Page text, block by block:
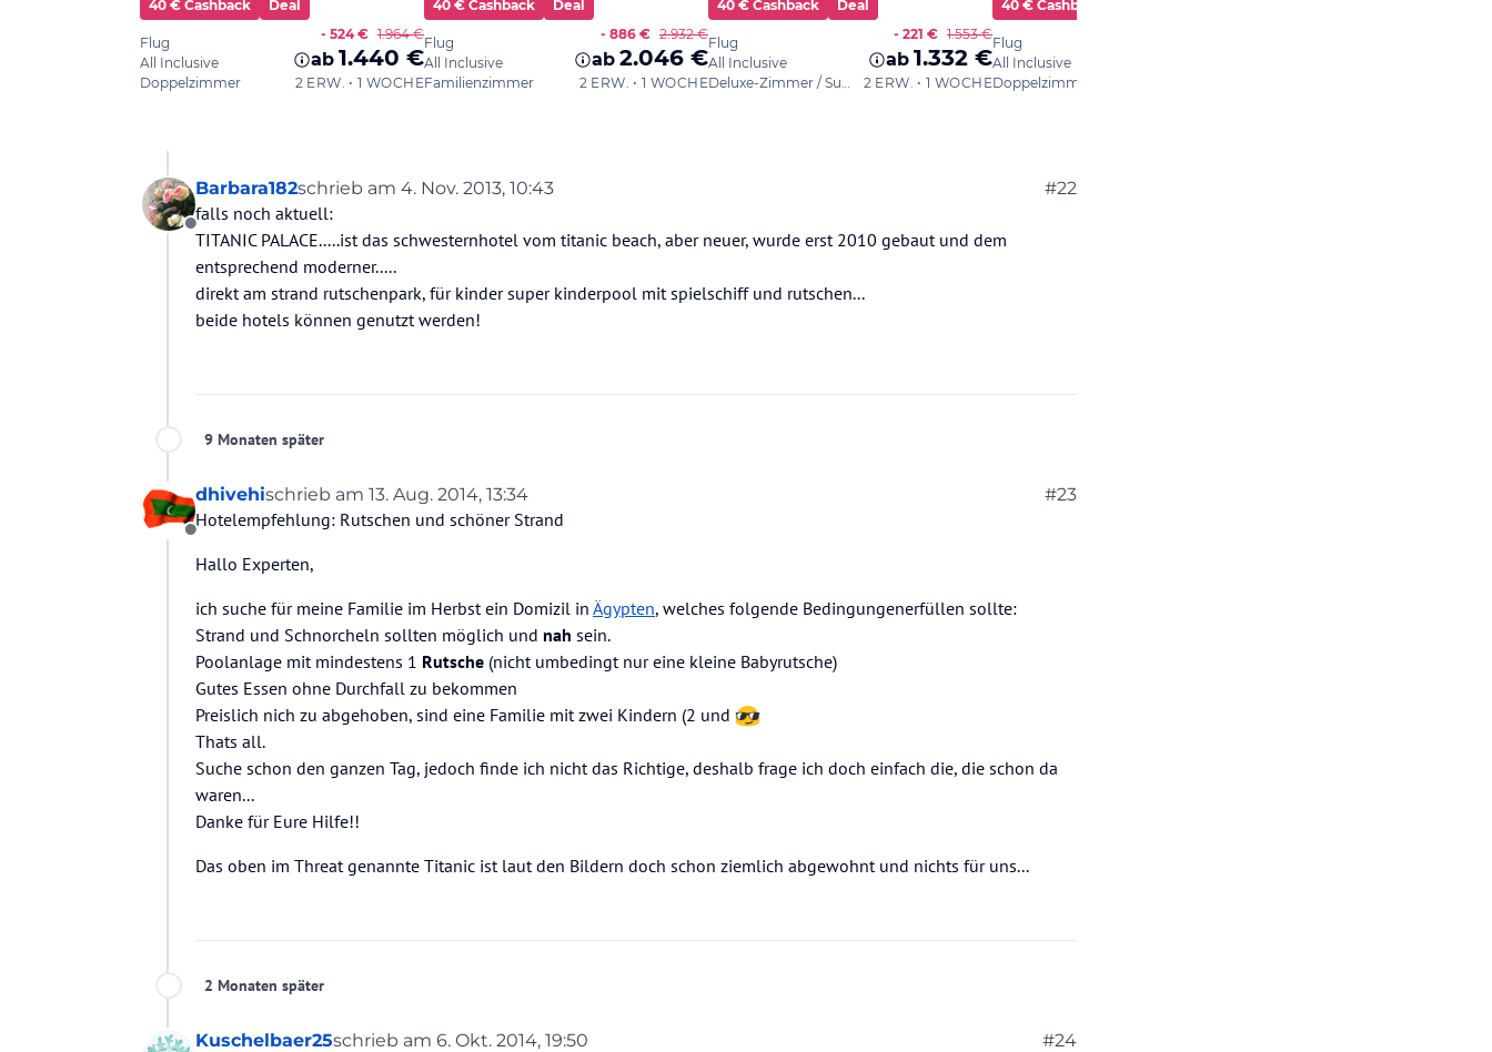
Offline
Barbara182schrieb am 4. Nov. 2013, 10:43
zuletzt editiert von #22
falls noch aktuell:
TITANIC PALACE.....ist das schwesternhotel vom titanic beach, aber neuer, wurde erst 2010 gebaut und dem
entsprechend moderner.....
direkt am strand rutschenpark, für kinder super kinderpool mit spielschiff und rutschen...
beide hotels können genutzt werden!
9 Monaten später
Offline
dhivehischrieb am 13. Aug. 2014, 13:34
zuletzt editiert von #23
Hotelempfehlung: Rutschen und schöner Strand
Hallo Experten,
ich suche für meine Familie im Herbst ein Domizil in Ägypten, welches folgende Bedingungenerfüllen sollte:
Strand und Schnorcheln sollten möglich und nah sein.
Poolanlage mit mindestens 1 Rutsche (nicht umbedingt nur eine kleine Babyrutsche)
Gutes Essen ohne Durchfall zu bekommen
Preislich nich zu abgehoben, sind eine Familie mit zwei Kindern (2 und
Thats all.
Suche schon den ganzen Tag, jedoch finde ich nicht das Richtige, deshalb frage ich doch einfach die, die schon da
waren...
Danke für Eure Hilfe!!
Das oben im Threat genannte Titanic ist laut den Bildern doch schon ziemlich abgewohnt und nichts für uns...
2 Monaten später
Kuschelbaer25schrieb am 6. Okt. 2014, 19:50 #24